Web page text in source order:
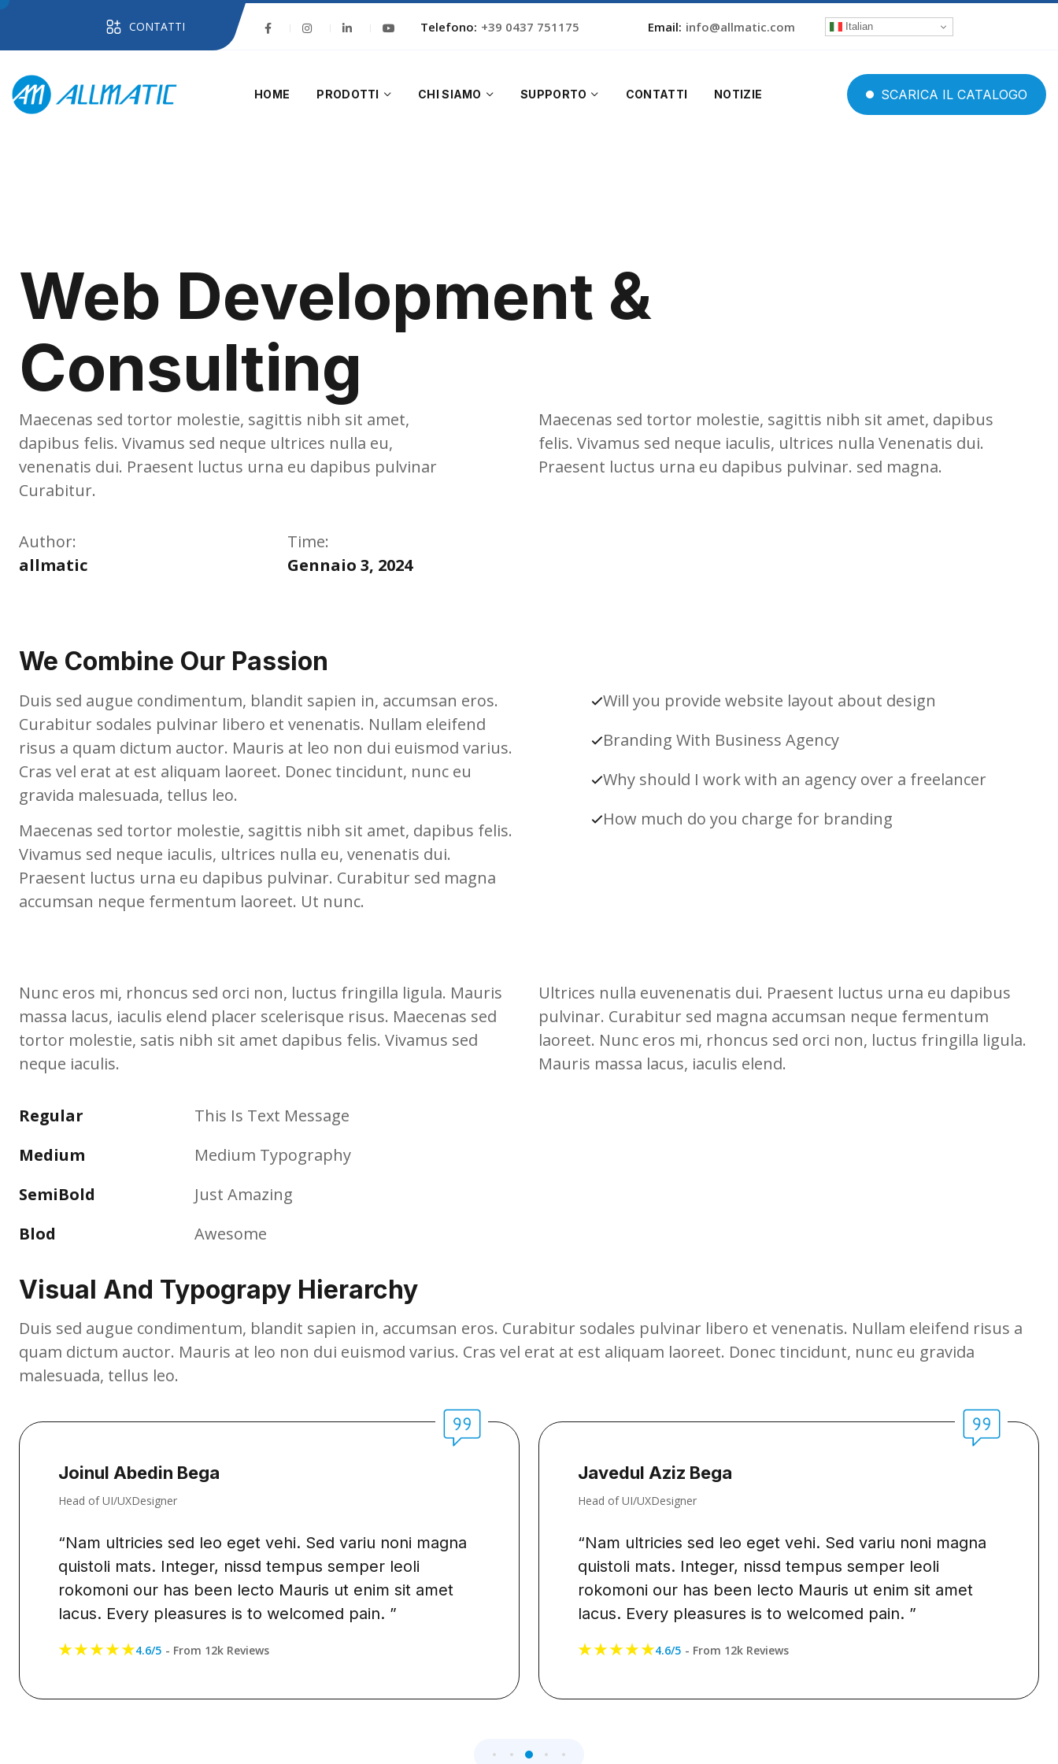
CONTATTI Telefono: +39 0437 751175 Email: info@allmatic.com Italian
HOME PRODOTTI CHI SIAMO SUPPORTO CONTATTI NOTIZIE SCARICA IL CATALOGO
Web Development &
Consulting
Maecenas sed tortor molestie, sagittis nibh sit amet,
dapibus felis. Vivamus sed neque ultrices nulla eu,
venenatis dui. Praesent luctus urna eu dapibus pulvinar
Curabitur.
Maecenas sed tortor molestie, sagittis nibh sit amet, dapibus
felis. Vivamus sed neque iaculis, ultrices nulla Venenatis dui.
Praesent luctus urna eu dapibus pulvinar. sed magna.
Author:
allmatic
Time:
Gennaio 3, 2024
We Combine Our Passion
Duis sed augue condimentum, blandit sapien in, accumsan eros.
Curabitur sodales pulvinar libero et venenatis. Nullam eleifend
risus a quam dictum auctor. Mauris at leo non dui euismod varius.
Cras vel erat at est aliquam laoreet. Donec tincidunt, nunc eu
gravida malesuada, tellus leo.
Maecenas sed tortor molestie, sagittis nibh sit amet, dapibus felis.
Vivamus sed neque iaculis, ultrices nulla eu, venenatis dui.
Praesent luctus urna eu dapibus pulvinar. Curabitur sed magna
accumsan neque fermentum laoreet. Ut nunc.
Will you provide website layout about design
Branding With Business Agency
Why should I work with an agency over a freelancer
How much do you charge for branding
Nunc eros mi, rhoncus sed orci non, luctus fringilla ligula. Mauris
massa lacus, iaculis elend placer scelerisque risus. Maecenas sed
tortor molestie, satis nibh sit amet dapibus felis. Vivamus sed
neque iaculis.
Ultrices nulla euvenenatis dui. Praesent luctus urna eu dapibus
pulvinar. Curabitur sed magna accumsan neque fermentum
laoreet. Nunc eros mi, rhoncus sed orci non, luctus fringilla ligula.
Mauris massa lacus, iaculis elend.
Regular
This Is Text Message
Medium
Medium Typography
SemiBold
Just Amazing
Blod
Awesome
Visual And Typograpy Hierarchy
Duis sed augue condimentum, blandit sapien in, accumsan eros. Curabitur sodales pulvinar libero et venenatis. Nullam eleifend risus a
quam dictum auctor. Mauris at leo non dui euismod varius. Cras vel erat at est aliquam laoreet. Donec tincidunt, nunc eu gravida
malesuada, tellus leo.
Joinul Abedin Bega
Head of UI/UXDesigner
“Nam ultricies sed leo eget vehi. Sed variu noni magna
quistoli mats. Integer, nissd tempus semper leoli
rokomoni our has been lecto Mauris ut enim sit amet
lacus. Every pleasures is to welcomed pain. ”
4.6/5 - From 12k Reviews
Javedul Aziz Bega
Head of UI/UXDesigner
“Nam ultricies sed leo eget vehi. Sed variu noni magna
quistoli mats. Integer, nissd tempus semper leoli
rokomoni our has been lecto Mauris ut enim sit amet
lacus. Every pleasures is to welcomed pain. ”
4.6/5 - From 12k Reviews